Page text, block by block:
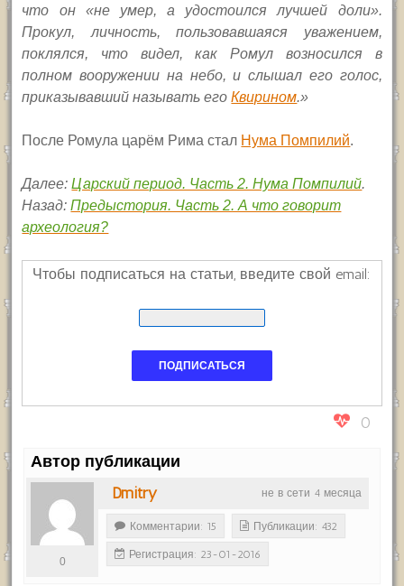
что он «не умер, а удостоился лучшей доли».
Прокул, личность, пользовавшаяся уважением,
поклялся, что видел, как Ромул возносился в
полном вооружении на небо, и слышал его голос,
приказывавший называть егоКвирином.»
После Ромула царём Рима стал Нума Помпилий.
Далее:Царский период. Часть 2. Нума Помпилий.
Назад:Предыстория. Часть 2. А что говорит
археология?
Чтобы подписаться на статьи, введите свой email:
0
Автор публикации
не в сети 4 месяца
Dmitry
0
Комментарии: 15 Публикации: 432
Регистрация: 23-01-2016